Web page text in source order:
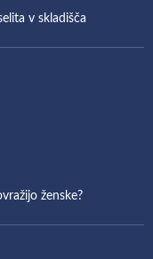
v skladišča
ženske?